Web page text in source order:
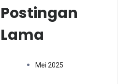
Postingan
Lama
Mei 2025